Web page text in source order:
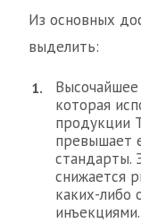
Из основных
выделить:
Высочайшее
которая
продукции
превышает
стандарты.
снижается
каких-либо
инъекциями.